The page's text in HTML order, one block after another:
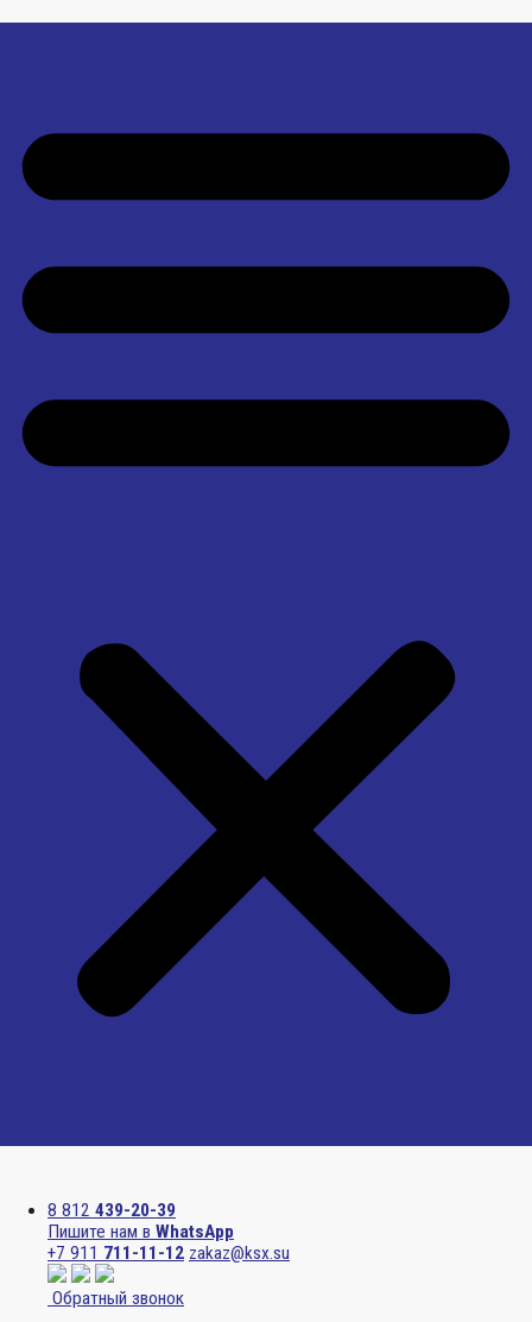
8 812 439-20-39
Пишите нам в WhatsApp
+7 911 711-11-12 zakaz@ksx.su
Обратный звонок